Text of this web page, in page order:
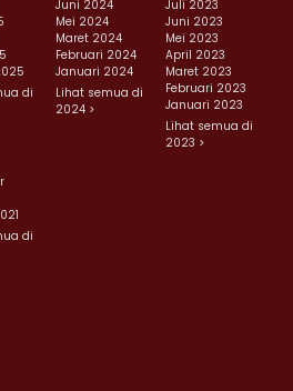
di
Juni 2024
Mei 2024
Maret 2024
Februari 2024
Januari 2024
Lihat semua di
2024 >
Juli 2023
Juni 2023
Mei 2023
April 2023
Maret 2023
Februari 2023
Januari 2023
Lihat semua di
2023 >
di